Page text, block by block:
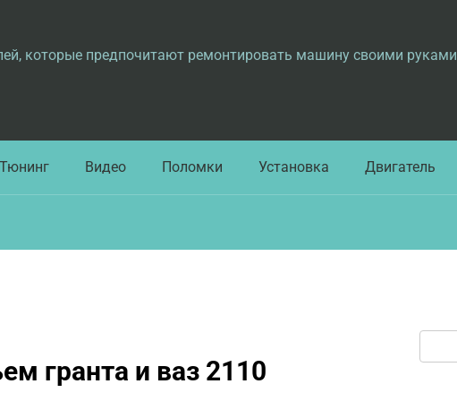
которые предпочитают ремонтировать машину своими руками
Тюнинг Видео Поломки Установка Двигатель
гранта и ваз 2110